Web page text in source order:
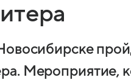
Мероприятие,